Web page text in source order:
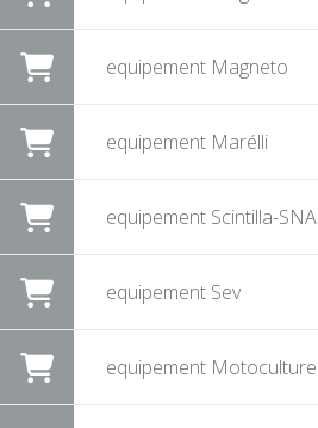
equipement Magneto
equipement Marélli
equipement Scintilla-SNA
equipement Sev
equipement Motoculture